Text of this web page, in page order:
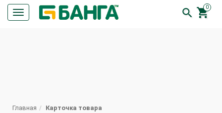
Кнопка
меню
0


Главная Карточка товара